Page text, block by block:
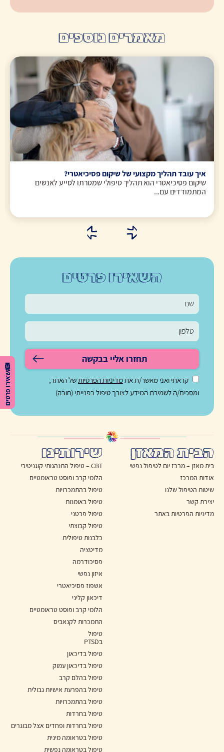
השאירו פרטים
מאמרים נוספים
איך עובד תהליך מקצועי של שיקום פסיכיאטרי?
שיקום פסיכיאטרי הוא תהליך טיפולי שמטרתו לסייע לאנשים
המתמודדים עם...
השאירו פרטים
תחזרו אליי בבקשה
קראתי ואני מאשר/ת את מדיניות הפרטיות של האתר,
ומסכים/ה לשמירת המידע לצורך טיפול בפנייתי (חובה)
הבית המאזן
בית מאזן – מרכז יום לטיפול נפשי
אודות המרכז
שיטות הטיפול שלנו
יצירת קשר
מדיניות הפרטיות באתר
שירותינו
CBT – טיפול התנהגותי קוגניטיבי
הלומי קרב ופוסט טראומטיים
טיפול בהתמכרויות
טיפול באומנות
טיפול פרטני
טיפול קבוצתי
כלבנות טיפולית
מדיטציה
פסיכודרמה
איזון נפשי
אשפוז פסיכיאטרי
דיכאון קליני
הלומי קרב ופוסט טראומטיים
התמכרות לקנאביס
טיפול
בPTSD
טיפול בדיכאון
טיפול בדיכאון עמוק
טיפול בהלם קרב
טיפול בהפרעת אישיות גבולית
טיפול בהתמכרויות
טיפול בחרדות
טיפול בחרדות ופחדים אצל מבוגרים
טיפול בטראומה מינית
טיפול בטראומה נפשית